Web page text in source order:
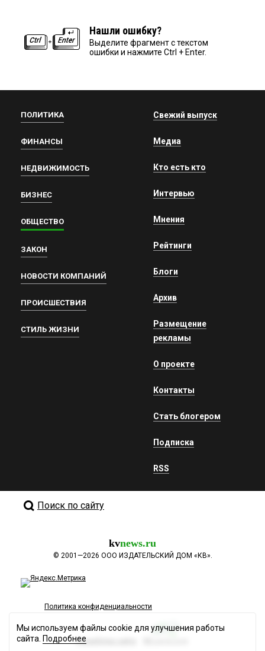
Нашли ошибку?
Выделите фрагмент с текстом
ошибки и нажмите Ctrl + Enter.
ПОЛИТИКА
ФИНАНСЫ
НЕДВИЖИМОСТЬ
БИЗНЕС
ОБЩЕСТВО
ЗАКОН
НОВОСТИ КОМПАНИЙ
ПРОИСШЕСТВИЯ
СТИЛЬ ЖИЗНИ
Свежий выпуск
Медиа
Кто есть кто
Интервью
Мнения
Рейтинги
Блоги
Архив
Размещение
рекламы
О проекте
Контакты
Стать блогером
Подписка
RSS
Поиск по сайту
kvnews.ru
© 2001—2026 ООО ИЗДАТЕЛЬСКИЙ ДОМ «КВ».
Политика конфиденциальности
Разработка сайта
Мы используем файлы cookie для улучшения работы
сайта. Подробнее